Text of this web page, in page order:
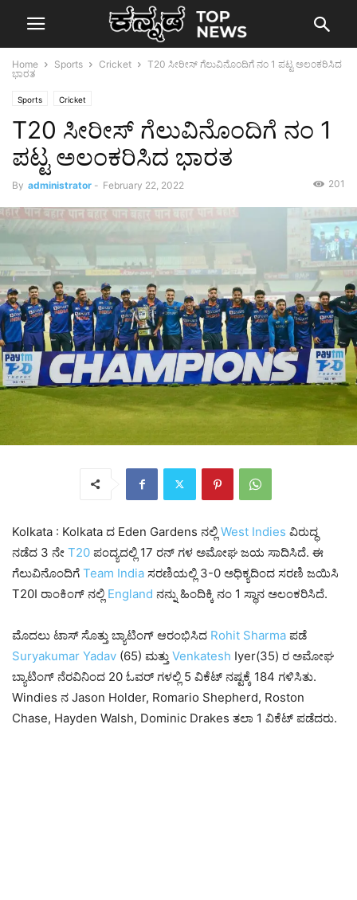
Home Sports Cricket
T20 ಸೀರೀಸ್ ಗೆಲುವಿನೊಂದಿಗೆ ನಂ 1 ಪಟ್ಟ ಅಲಂಕರಿಸಿದ
ಭಾರತ
Sports Cricket
T20 ಸೀರೀಸ್ ಗೆಲುವಿನೊಂದಿಗೆ ನಂ 1
ಪಟ್ಟ ಅಲಂಕರಿಸಿದ ಭಾರತ
By administrator - February 22, 2022 201
Kolkata : Kolkata ದ Eden Gardens ನಲ್ಲಿ West Indies ವಿರುದ್ಧ
ನಡೆದ 3 ನೇ T20 ಪಂದ್ಯದಲ್ಲಿ 17 ರನ್ ಗಳ ಅಮೋಘ ಜಯ ಸಾದಿಸಿದೆ. ಈ
ಗೆಲುವಿನೊಂದಿಗೆ Team India ಸರಣಿಯಲ್ಲಿ 3-0 ಅಧಿಕ್ಯದಿಂದ ಸರಣಿ ಜಯಿಸಿ
T20I ರಾಂಕಿಂಗ್ ನಲ್ಲಿ England ನನ್ನು ಹಿಂದಿಕ್ಕಿ ನಂ 1 ಸ್ಥಾನ ಅಲಂಕರಿಸಿದೆ.
ಮೊದಲು ಟಾಸ್ ಸೊತ್ತು ಬ್ಯಾಟಿಂಗ್ ಆರಂಭಿಸಿದ Rohit Sharma ಪಡೆ
Suryakumar Yadav (65) ಮತ್ತು Venkatesh Iyer(35) ರ ಅಮೋಘ
ಬ್ಯಾಟಿಂಗ್ ನೆರವಿನಿಂದ 20 ಓವರ್ ಗಳಲ್ಲಿ 5 ವಿಕೆಟ್ ನಷ್ಟಕ್ಕೆ 184 ಗಳಿಸಿತು.
Windies ನ Jason Holder, Romario Shepherd, Roston
Chase, Hayden Walsh, Dominic Drakes ತಲಾ 1 ವಿಕೆಟ್ ಪಡೆದರು.